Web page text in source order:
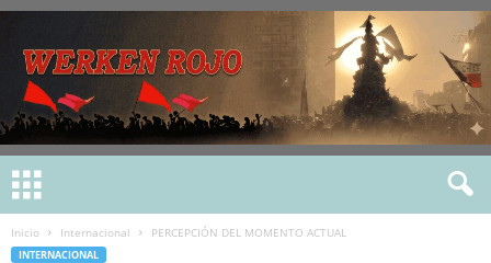
Inicio Internacional PERCEPCIÓN DEL MOMENTO ACTUAL
INTERNACIONAL